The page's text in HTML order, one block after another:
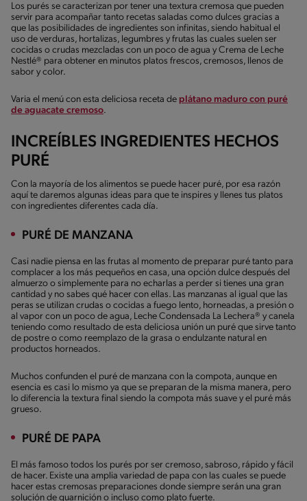
Los purés se caracterizan por tener una textura cremosa que pueden
servir para acompañar tanto recetas saladas como dulces gracias a
que las posibilidades de ingredientes son infinitas, siendo habitual el
uso de verduras, hortalizas, legumbres y frutas las cuales suelen ser
cocidas o crudas mezcladas con un poco de agua y Crema de Leche
Nestlé® para obtener en minutos platos frescos, cremosos, llenos de
sabor y color.
Varia el menú con esta deliciosa receta de plátano maduro con puré
de aguacate cremoso.
INCREÍBLES INGREDIENTES HECHOS
PURÉ
Con la mayoría de los alimentos se puede hacer puré, por esa razón
aquí te daremos algunas ideas para que te inspires y llenes tus platos
con ingredientes diferentes cada día.
PURÉ DE MANZANA
Casi nadie piensa en las frutas al momento de preparar puré tanto para
complacer a los más pequeños en casa, una opción dulce después del
almuerzo o simplemente para no echarlas a perder si tienes una gran
cantidad y no sabes qué hacer con ellas. Las manzanas al igual que las
peras se utilizan crudas o cocidas a fuego lento, horneadas, a presión o
al vapor con un poco de agua, Leche Condensada La Lechera® y canela
teniendo como resultado de esta deliciosa unión un puré que sirve tanto
de postre o como reemplazo de la grasa o endulzante natural en
productos horneados.
Muchos confunden el puré de manzana con la compota, aunque en
esencia es casi lo mismo ya que se preparan de la misma manera, pero
lo diferencia la textura final siendo la compota más suave y el puré más
grueso.
PURÉ DE PAPA
El más famoso todos los purés por ser cremoso, sabroso, rápido y fácil
de hacer. Existe una amplia variedad de papa con las cuales se puede
hacer estas cremosas preparaciones donde siempre serán una gran
solución de guarnición o incluso como plato fuerte.